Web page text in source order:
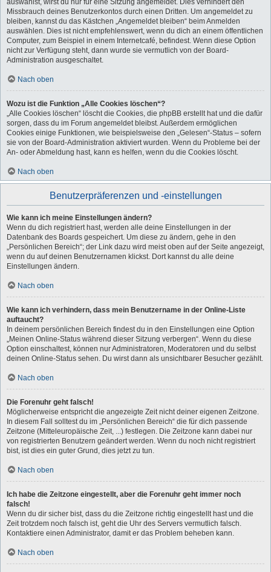
auswählst, wirst du nur für eine Sitzung angemeldet. Dies verhindert den
Missbrauch deines Benutzerkontos durch einen Dritten. Um angemeldet zu
bleiben, kannst du das Kästchen „Angemeldet bleiben“ beim Anmelden
auswählen. Dies ist nicht empfehlenswert, wenn du dich an einem öffentlichen
Computer, zum Beispiel in einem Internetcafé, befindest. Wenn diese Option
nicht zur Verfügung steht, dann wurde sie vermutlich von der Board-
Administration ausgeschaltet.
Nach oben
Wozu ist die Funktion „Alle Cookies löschen“?
„Alle Cookies löschen“ löscht die Cookies, die phpBB erstellt hat und die dafür
sorgen, dass du im Forum angemeldet bleibst. Außerdem ermöglichen
Cookies einige Funktionen, wie beispielsweise den „Gelesen“-Status – sofern
sie von der Board-Administration aktiviert wurden. Wenn du Probleme bei der
An- oder Abmeldung hast, kann es helfen, wenn du die Cookies löscht.
Nach oben
Benutzerpräferenzen und -einstellungen
Wie kann ich meine Einstellungen ändern?
Wenn du dich registriert hast, werden alle deine Einstellungen in der
Datenbank des Boards gespeichert. Um diese zu ändern, gehe in den
„Persönlichen Bereich“; der Link dazu wird meist oben auf der Seite angezeigt,
wenn du auf deinen Benutzernamen klickst. Dort kannst du alle deine
Einstellungen ändern.
Nach oben
Wie kann ich verhindern, dass mein Benutzername in der Online-Liste
auftaucht?
In deinem persönlichen Bereich findest du in den Einstellungen eine Option
„Meinen Online-Status während dieser Sitzung verbergen“. Wenn du diese
Option einschaltest, können nur Administratoren, Moderatoren und du selbst
deinen Online-Status sehen. Du wirst dann als unsichtbarer Besucher gezählt.
Nach oben
Die Forenuhr geht falsch!
Möglicherweise entspricht die angezeigte Zeit nicht deiner eigenen Zeitzone.
In diesem Fall solltest du im „Persönlichen Bereich“ die für dich passende
Zeitzone (Mitteleuropäische Zeit, ...) festlegen. Die Zeitzone kann dabei nur
von registrierten Benutzern geändert werden. Wenn du noch nicht registriert
bist, ist dies ein guter Grund, dies jetzt zu tun.
Nach oben
Ich habe die Zeitzone eingestellt, aber die Forenuhr geht immer noch
falsch!
Wenn du dir sicher bist, dass du die Zeitzone richtig eingestellt hast und die
Zeit trotzdem noch falsch ist, geht die Uhr des Servers vermutlich falsch.
Kontaktiere einen Administrator, damit er das Problem beheben kann.
Nach oben